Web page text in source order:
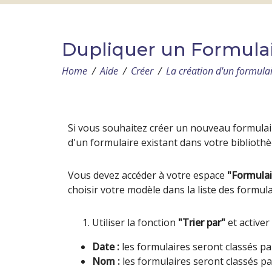
Dupliquer un
Home / Aide / Créer / La création d'un
Si vous souhaitez créer un nouveau
d'un formulaire existant dans votre
Vous devez accéder à votre espace
choisir votre modèle dans la liste des
Utiliser la fonction "Trier par"et activer
Date : les formulaires seront classés
Nom : les formulaires seront classés